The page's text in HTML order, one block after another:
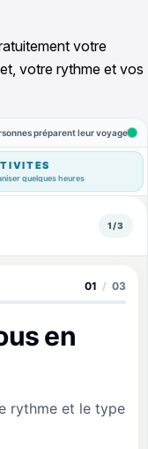
votre
votre rythme et vos